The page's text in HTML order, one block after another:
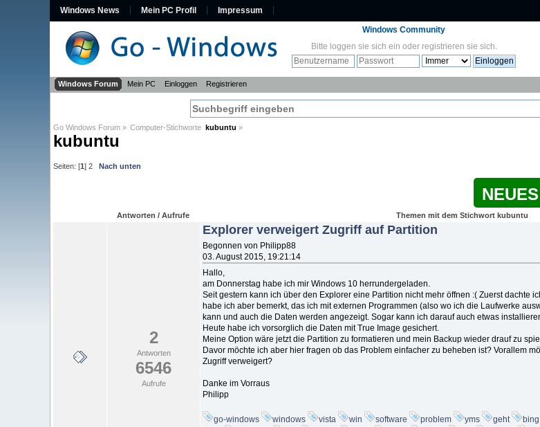
Windows News Mein PC Profil Impressum
Windows Community
Bitte loggen sie sich ein oder registrieren sie sich.
Windows Forum Mein PC Einloggen Registrieren
Go Windows Forum » Computer-Stichworte kubuntu »
kubuntu
Seiten: [1] 2 Nach unten
Antworten / Aufrufe Themen mit dem Stichwort kubuntu
2
Antworten
6546
Aufrufe
Explorer verweigert Zugriff auf Partition
Begonnen von Philipp88
03. August 2015, 19:21:14
Hallo,
am Donnerstag habe ich mir Windows 10 herrundergeladen.
Seit gestern kann ich über den Explorer eine Partition nicht mehr öffnen :( Zuerst dachte
habe ich aber bemerkt, das ich mit externen Programmen (also wo ich die Laufwerke
kann und auch die Daten werden angezeigt. Sogar kann ich darauf auch etwas
Heute habe ich vorsorglich die Daten mit True Image gesichert.
Meine Option wäre jetzt die Partition zu formatieren und mein Backup wieder drauf zu
Davor möchte ich aber hier fragen ob das Problem einfacher zu beheben ist? Vorallem
Zugriff verweigert?
Danke im Vorraus
Philipp
go-windows windows vista win software problem yms geht bing